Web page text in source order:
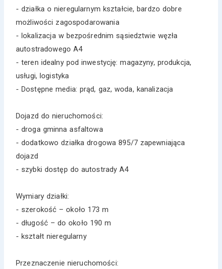
- działka o nieregularnym kształcie, bardzo dobre
możliwości zagospodarowania
- lokalizacja w bezpośrednim sąsiedztwie węzła
autostradowego A4
- teren idealny pod inwestycję: magazyny, produkcja,
usługi, logistyka
- Dostępne media: prąd, gaz, woda, kanalizacja
Dojazd do nieruchomości:
- droga gminna asfaltowa
- dodatkowo działka drogowa 895/7 zapewniająca
dojazd
- szybki dostęp do autostrady A4
Wymiary działki:
- szerokość – około 173 m
- długość – do około 190 m
- kształt nieregularny
Przeznaczenie nieruchomości: